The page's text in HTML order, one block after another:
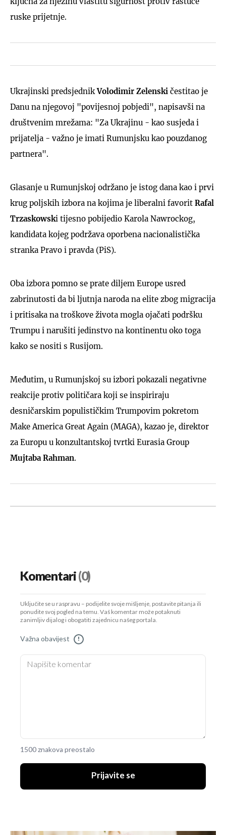
ruske prijetnje.
Ukrajinski predsjednikVolodimir Zelenski čestitao je
Danu na njegovoj "povijesnoj pobjedi", napisavši na
društvenim mrežama: "Za Ukrajinu - kao susjeda i
prijatelja - važno je imati Rumunjsku kao pouzdanog
partnera".
Glasanje u Rumunjskoj održano je istog dana kao i prvi
krug poljskih izbora na kojima je liberalni favorit Rafal
Trzaskowski tijesno pobijedio Karola Nawrockog,
kandidata kojeg podržava oporbena nacionalistička
stranka Pravo i pravda (PiS).
Oba izbora pomno se prate diljem Europe usred
zabrinutosti da bi ljutnja naroda na elite zbog migracija
i pritisaka na troškove života mogla ojačati podršku
Trumpu i narušiti jedinstvo na kontinentu oko toga
kako se nositi s Rusijom.
Međutim, u Rumunjskoj su izbori pokazali negativne
reakcije protiv političara koji se inspiriraju
desničarskim populističkim Trumpovim pokretom
Make America Great Again (MAGA), kazao je, direktor
za Europu u konzultantskoj tvrtki Eurasia Group
Mujtaba Rahman.
Komentari(0)
Uključite se u raspravu – podijelite svoje mišljenje, postavite pitanja ili
ponudite svoj pogled na temu. Vaš komentar može potaknuti
zanimljiv dijalog i obogatiti zajednicu našeg portala.
Važna obavijest !
1500 znakova preostalo
Prijavite se